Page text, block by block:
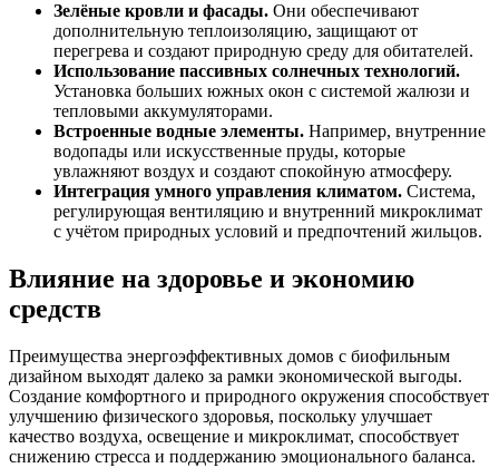
Зелёные кровли и фасады. Они обеспечивают
дополнительную теплоизоляцию, защищают от
перегрева и создают природную среду для обитателей.
Использование пассивных солнечных технологий.
Установка больших южных окон с системой жалюзи и
тепловыми аккумуляторами.
Встроенные водные элементы. Например, внутренние
водопады или искусственные пруды, которые
увлажняют воздух и создают спокойную атмосферу.
Интеграция умного управления климатом. Система,
регулирующая вентиляцию и внутренний микроклимат
с учётом природных условий и предпочтений жильцов.
Влияние на здоровье и экономию
средств
Преимущества энергоэффективных домов с биофильным
дизайном выходят далеко за рамки экономической выгоды.
Создание комфортного и природного окружения способствует
улучшению физического здоровья, поскольку улучшает
качество воздуха, освещение и микроклимат, способствует
снижению стресса и поддержанию эмоционального баланса.